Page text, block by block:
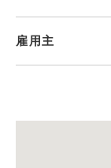
雇用主